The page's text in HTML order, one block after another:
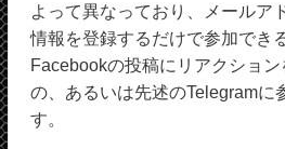
よって異なっており、メールア
情報を登録するだけで参加でき
Facebookの投稿にリアクショ
の、あるいは先述のTelegramに
す。